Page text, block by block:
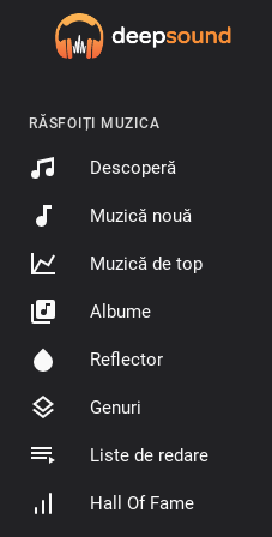
RĂSFOIȚI MUZICA
Descoperă
Muzică nouă
Muzică de top
Albume
Reflector
Genuri
Liste de redare
Hall Of Fame